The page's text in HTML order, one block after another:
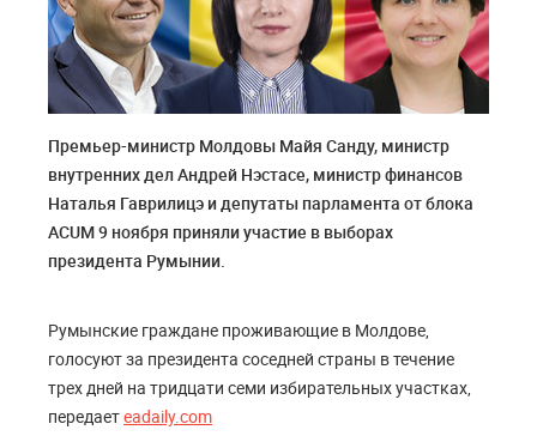
Премьер-министр Молдовы Майя Санду, министр
внутренних дел Андрей Нэстасе, министр финансов
Наталья Гаврилицэ и депутаты парламента от блока
ACUM 9 ноября приняли участие в выборах
президента Румынии.
Румынские граждане проживающие в Молдове,
голосуют за президента соседней страны в течение
трех дней на тридцати семи избирательных участках,
передаетeadaily.com